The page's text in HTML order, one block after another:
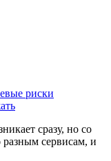
риски
сразу, но со
сервисам, и